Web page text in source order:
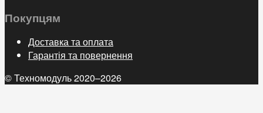
Покупцям
Доставка та оплата
Гарантія та повернення
© Техномодуль 2020–2026